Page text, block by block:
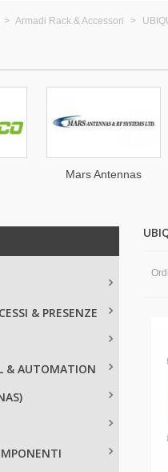
> Armadi Rack & Accessori >
Mars Antennas
& PRESENZE
& AUTOMATION